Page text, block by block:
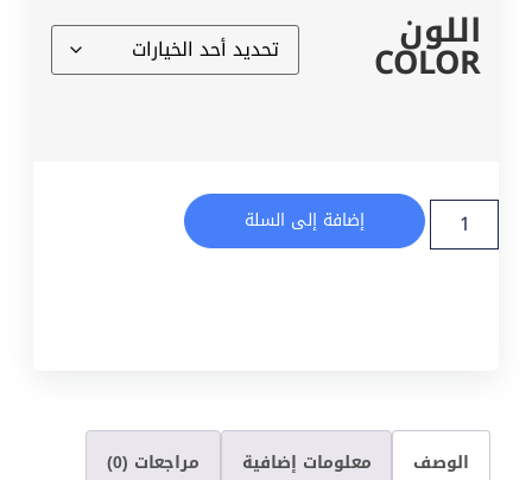
اللون
COLOR
إضافة إلى السلة
الوصف معلومات إضافية مراجعات (0)